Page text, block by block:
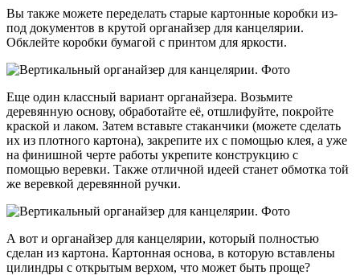
Вы также можете переделать старые картонные коробки из-
под документов в крутой органайзер для канцелярии.
Обклейте коробки бумагой с принтом для яркости.
Еще один классный вариант органайзера. Возьмите
деревянную основу, обработайте её, отшлифуйте, покройте
краской и лаком. Затем вставьте стаканчики (можете сделать
их из плотного картона), закрепите их с помощью клея, а уже
на финишной черте работы укрепите конструкцию с
помощью веревки. Также отличной идеей станет обмотка той
же веревкой деревянной ручки.
А вот и органайзер для канцелярии, который полностью
сделан из картона. Картонная основа, в которую вставлены
цилиндры с открытым верхом, что может быть проще?